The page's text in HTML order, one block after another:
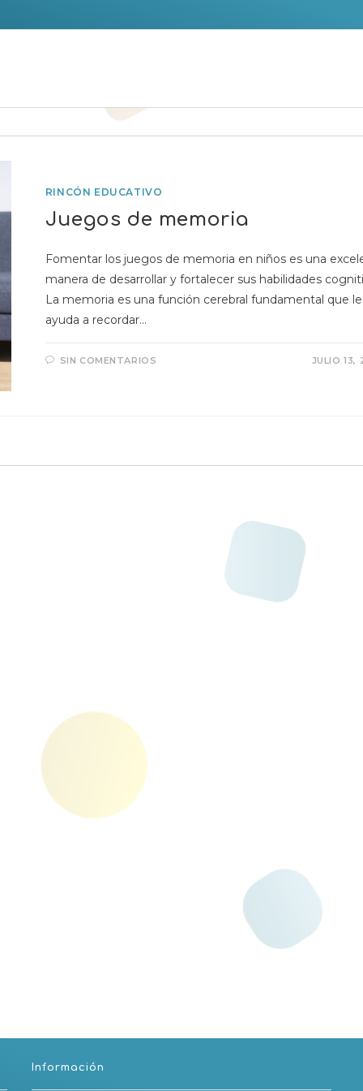
RINCÓN EDUCATIVO
Juegos de memoria
Fomentar los juegos de memoria en niños es una
manera de desarrollar y fortalecer sus habilidades
La memoria es una función cerebral fundamental que
ayuda a recordar…
SIN COMENTARIOS JULIO 13,
Información